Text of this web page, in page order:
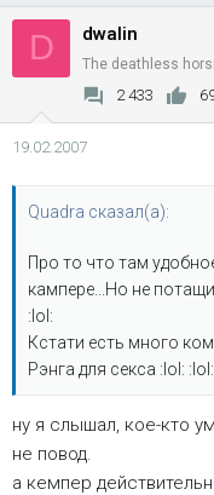
D dwalin
The deathless
2 433
19.02.2007
Quadra сказал(а):
Про то что там
кампере...Но не
:lol:
Кстати есть много
Рэнга для секса :lol: :lol:
ну я слышал, кое-кто
не повод.
а кемпер